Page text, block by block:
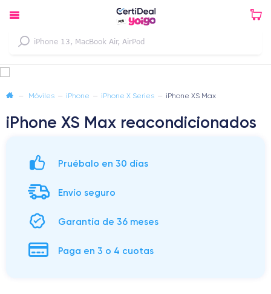
— Móviles — iPhone — iPhone X Series — iPhone XS Max
iPhone XS Max reacondicionados
Pruébalo en 30 días
Envío seguro
Garantía de 36 meses
Paga en 3 o 4 cuotas